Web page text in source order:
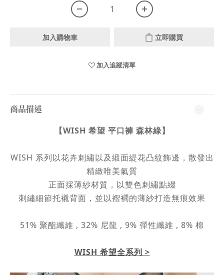
加入購物車 立即購買
加入追蹤清單
商品描述
【WISH 希望 平口褲 森林綠】
WISH 系列以花卉刺繡以及緞面緹花凸紋飾邊，散發出
精緻唯美氣質
正面採薄紗材質，以雙色刺繡點綴
刺繡細節托襯背面，並以褶襇的薄紗打造無痕效果
51% 聚酯纖維 , 32% 尼龍 , 9% 彈性纖維 , 8% 棉
WISH 希望全系列 >